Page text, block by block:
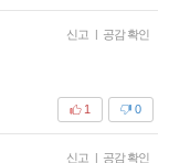
신고 | 공감 확인
0
1
신고 | 공감 확인